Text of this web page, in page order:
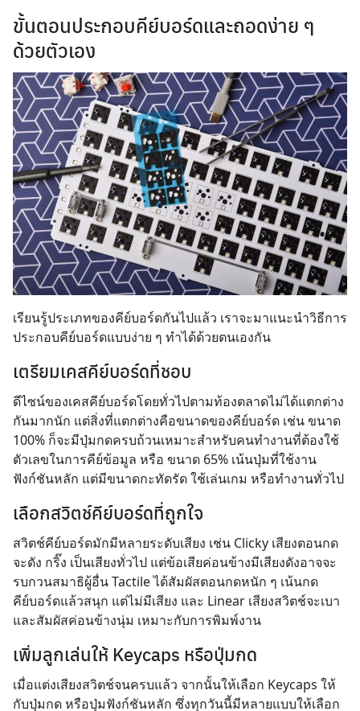
ขั้นตอนประกอบคีย์บอร์ดและถอดง่าย ๆ
ด้วยตัวเอง
เรียนรู้ประเภทของคีย์บอร์ดกันไปแล้ว เราจะมาแนะนำวิธีการ
ประกอบคีย์บอร์ดแบบง่าย ๆ ทำได้ด้วยตนเองกัน
เตรียมเคสคีย์บอร์ดที่ชอบ
ดีไซน์ของเคสคีย์บอร์ดโดยทั่วไปตามท้องตลาดไม่ได้แตกต่าง
กันมากนัก แต่สิ่งที่แตกต่างคือขนาดของคีย์บอร์ด เช่น ขนาด
100% ก็จะมีปุ่มกดครบถ้วนเหมาะสำหรับคนทำงานที่ต้องใช้
ตัวเลขในการคีย์ข้อมูล หรือ ขนาด 65% เน้นปุ่มที่ใช้งาน
ฟังก์ชันหลัก แต่มีขนาดกะทัดรัด ใช้เล่นเกม หรือทำงานทั่วไป
เลือกสวิตช์คีย์บอร์ดที่ถูกใจ
สวิตช์คีย์บอร์ดมักมีหลายระดับเสียง เช่น Clicky เสียงตอนกด
จะดัง กริ๊ง เป็นเสียงทั่วไป แต่ข้อเสียค่อนข้างมีเสียงดังอาจจะ
รบกวนสมาธิผู้อื่น Tactile ได้สัมผัสตอนกดหนัก ๆ เน้นกด
คีย์บอร์ดแล้วสนุก แต่ไม่มีเสียง และ Linear เสียงสวิตช์จะเบา
และสัมผัสค่อนข้างนุ่ม เหมาะกับการพิมพ์งาน
เพิ่มลูกเล่นให้ Keycaps หรือปุ่มกด
เมื่อแต่งเสียงสวิตช์จนครบแล้ว จากนั้นให้เลือก Keycaps ให้
กับปุ่มกด หรือปุ่มฟังก์ชันหลัก ซึ่งทุกวันนี้มีหลายแบบให้เลือก